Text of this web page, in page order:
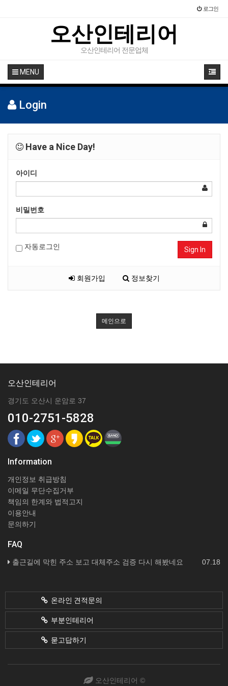
로그인
오산인테리어
오산인테리어 전문업체
MENU
Login
Have a Nice Day!
아이디
비밀번호
자동로그인 Sign In
회원가입 정보찾기
메인으로
오산인테리어
경기도 오산시 운암로 37
010-2751-5828
Information
개인정보 취급방침
이메일 무단수집거부
책임의 한계와 법적고지
이용안내
문의하기
FAQ
07.18
출근길에 막힌 주소 보고 대체주소 검증 다시 해봤네요
온라인 견적문의
부분인테리어
묻고답하기
오산인테리어 ©